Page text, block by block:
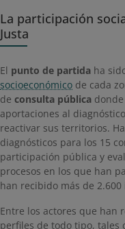
La participación
Justa
El punto de partida ha
socioeconómico de cada
de consulta pública
aportaciones al
reactivar sus territorios.
diagnósticos para los 15
participación pública y
procesos en los que han
han recibido más de
Entre los actores que han
perfiles de todo tipo, tales